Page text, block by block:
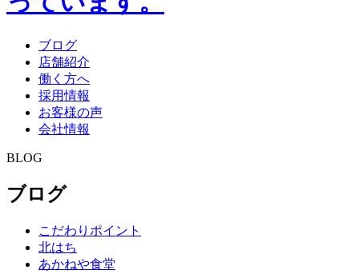
ブログ
店舗紹介
働く方へ
採用情報
お客様の声
会社情報
BLOG
ブログ
こだわりポイント
北はち
あかねや食堂